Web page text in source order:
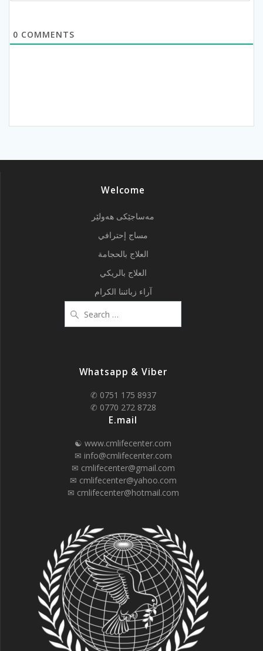
0 COMMENTS
Welcome
مەساجێکی هەولێر
مساج إحترافي
العلاج بالحجامة
العلاج بالريكي
آراء زبائننا الكرام
for:
Whatsapp & Viber
✆ 0751 175 8937
✆ 0770 272 8728
E.mail
☯ www.cmlifecenter.com
✉ info@cmlifecenter.com
✉ cmlifecenter@gmail.com
✉ cmlifecenter@yahoo.com
✉ cmlifecenter@hotmail.com